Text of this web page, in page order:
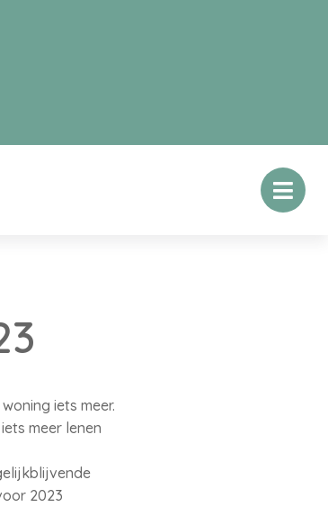
iets meer.
meer lenen
2023